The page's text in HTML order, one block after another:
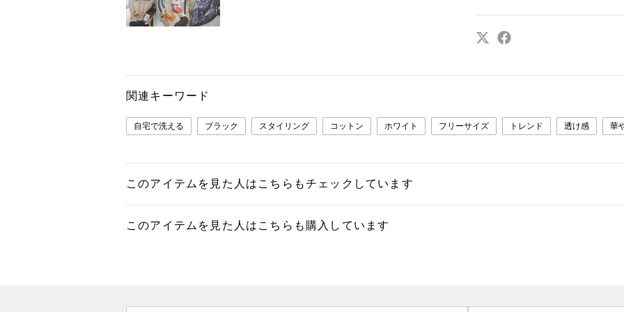
関連キーワード
自宅で洗える ブラック スタイリング コットン ホワイト フリーサイズ トレンド 透け感 華
このアイテムを見た人はこちらもチェックしています
このアイテムを見た人はこちらも購入しています